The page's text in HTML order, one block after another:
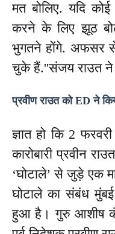
मत बोलिए. यदि कोई
करने के लिए झूठ
भुगतने होंगे. अफसर
चुके हैं.''संजय राउत ने
प्रवीण राउत को ED ने
ज्ञात हो कि 2
कारोबारी प्रवीन
‘घोटाले’ से जुड़े एक
घोटाले का संबंध
हुआ है। गुरु आशीष